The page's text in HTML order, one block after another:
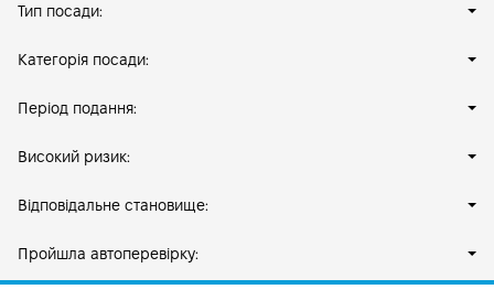
Тип посади:
Категорія посади:
Період подання:
Високий ризик:
Відповідальне становище:
Пройшла автоперевірку: